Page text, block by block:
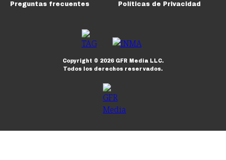
Preguntas frecuentes Políticas de Privacidad
Copyright © 2026GFR Media LLC.
Todos los derechos reservados.